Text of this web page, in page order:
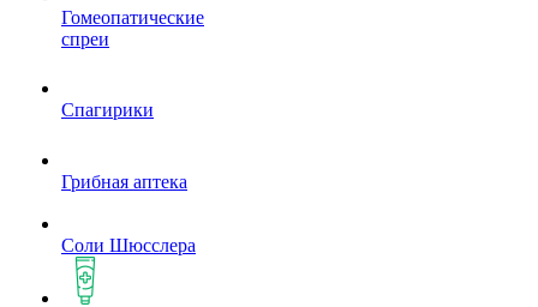
Гомеопатические
спреи
Спагирики
Грибная аптека
Соли Шюсслера